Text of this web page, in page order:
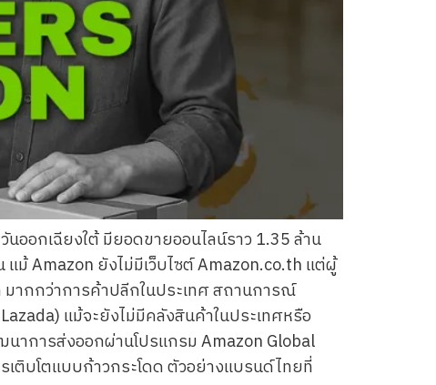
นออกเฉียงใต้ มียอดขายออนไลน์ราว 1.35 ล้าน
ม้ Amazon ยังไม่มีเว็บไซต์ Amazon.co.th แต่ผู้
ากกว่าการค้าปลีกในประเทศ สถานการณ์
แม้จะยังไม่มีคลังสินค้าในประเทศหรือ
นาการส่งออกผ่านโปรแกรม Amazon Global
ติบโตแบบก้าวกระโดด ตัวอย่างแบรนด์ไทยที่